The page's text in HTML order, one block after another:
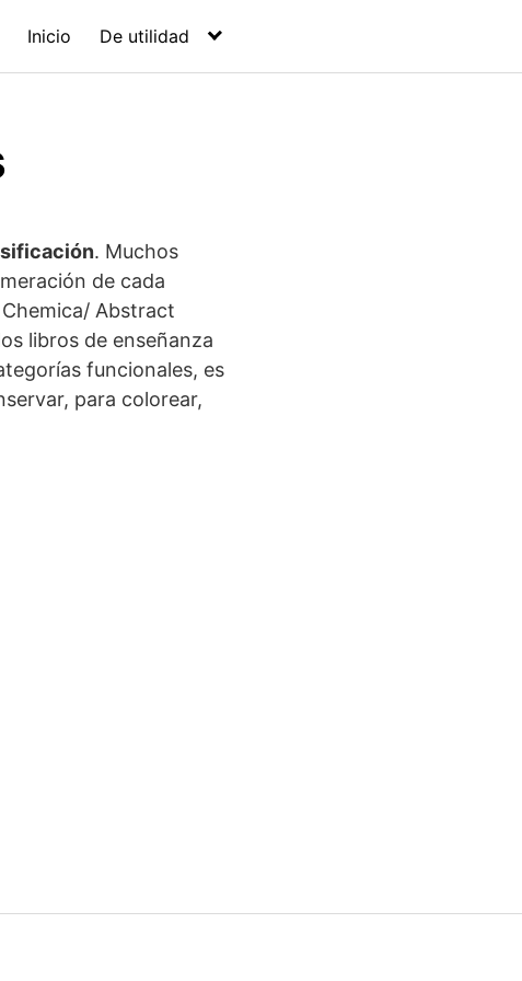
Inicio De utilidad
. Muchos
de cada
Abstract
libros de enseñanza
funcionales, es
para colorear,